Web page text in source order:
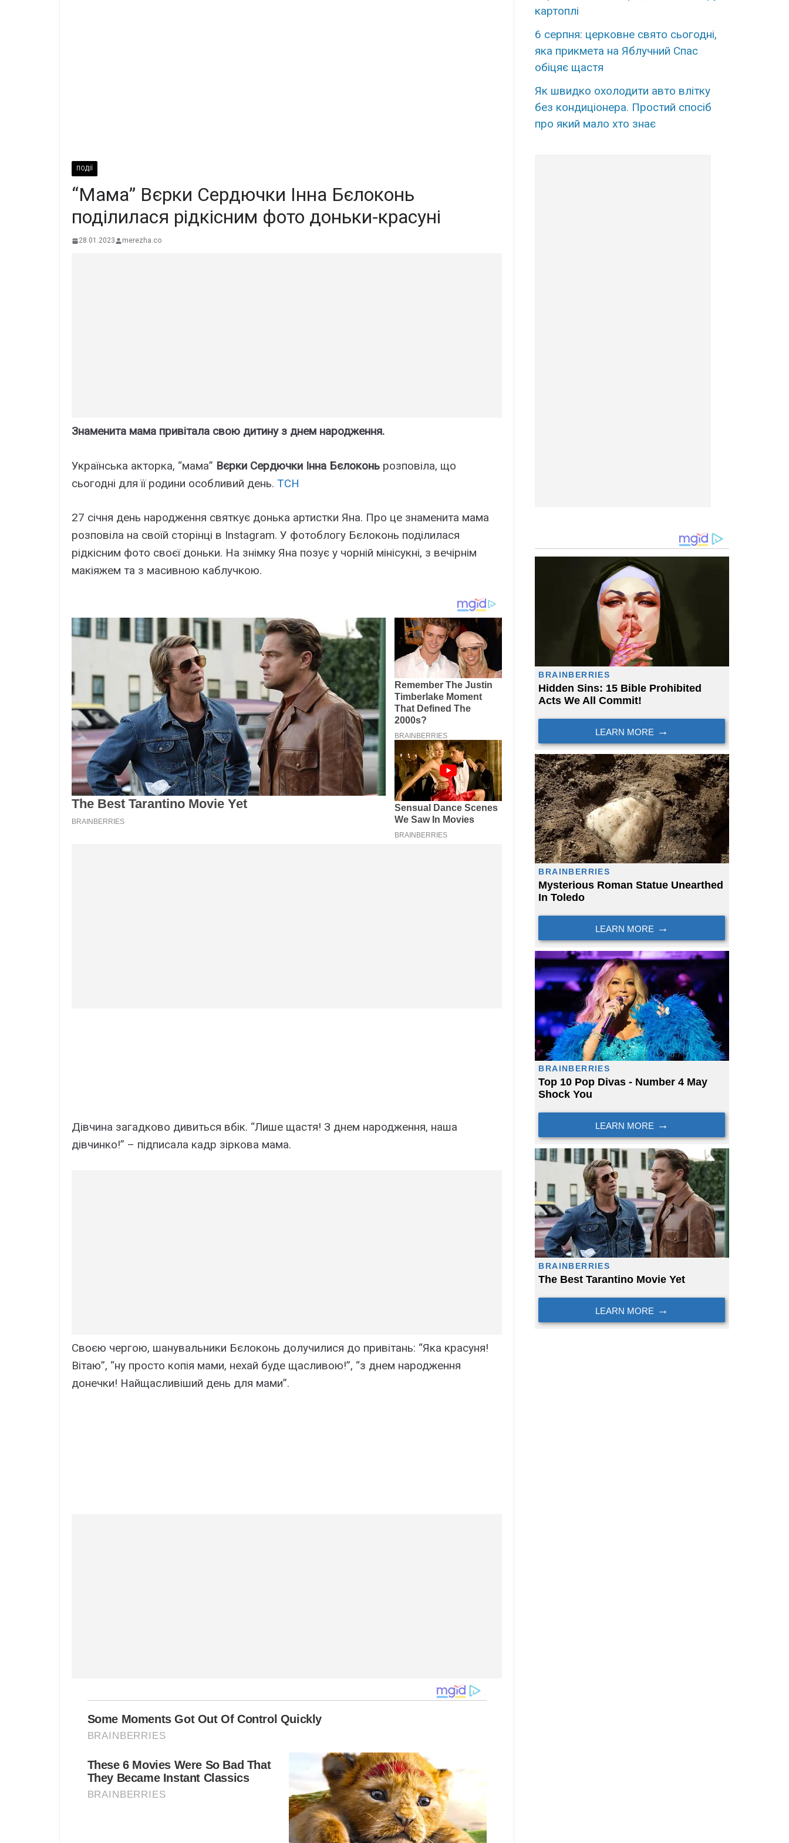
ПОДІЇ
“Мама” Вєрки Сердючки Інна Бєлоконь
поділилася рідкісним фото доньки-красуні
28.01.2023 merezha.co
Знаменита мама привітала свою дитину з днем народження.
Українська акторка, “мама” Вєрки Сердючки Інна Бєлоконь розповіла, що
сьогодні для її родини особливий день. ТСН
27 січня день народження святкує донька артистки Яна. Про це знаменита мама
розповіла на своїй сторінці в Instagram. У фотоблогу Бєлоконь поділилася
рідкісним фото своєї доньки. На знімку Яна позує у чорній мінісукні, з вечірнім
макіяжем та з масивною каблучкою.
Дівчина загадково дивиться вбік. “Лише щастя! З днем народження, наша
дівчинко!” – підписала кадр зіркова мама.
Своєю чергою, шанувальники Бєлоконь долучилися до привітань: “Яка красуня!
Вітаю”, “ну просто копія мами, нехай буде щасливою!”, “з днем народження
донечки! Найщасливіший день для мами”.
картоплі
6 серпня: церковне свято сьогодні,
яка прикмета на Яблучний Спас
обіцяє щастя
Як швидко охолодити авто влітку
без кондиціонера. Простий спосіб
про який мало хто знає